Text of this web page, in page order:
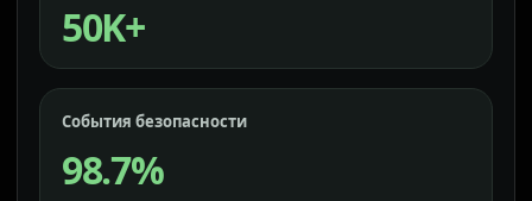
50K+
События безопасности
98.7%